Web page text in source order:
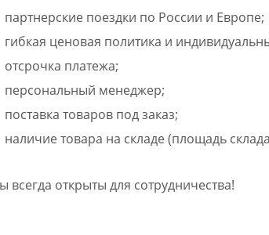
партнерские поездки по России и Европе;
гибкая ценовая политика и
отсрочка платежа;
персональный менеджер;
поставка товаров под заказ;
наличие товара на складе (площадь
всегда открыты для сотрудничества!